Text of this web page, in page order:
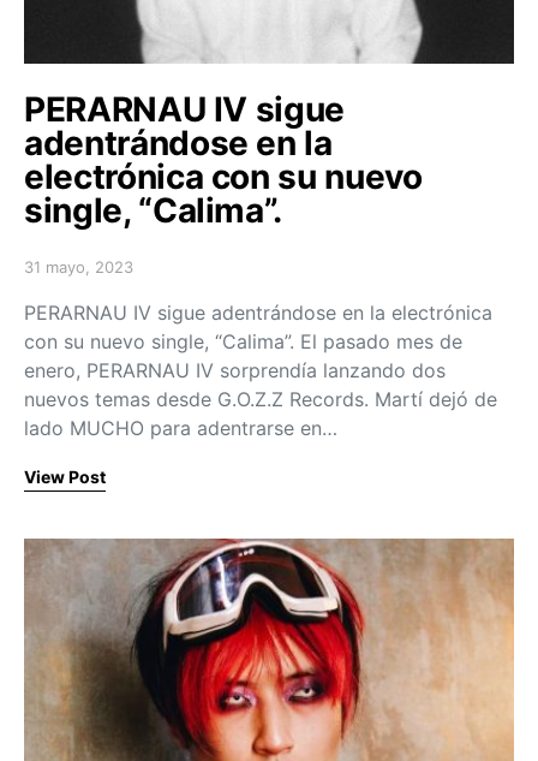
PERARNAU IV sigue
adentrándose en la
electrónica con su nuevo
single, “Calima”.
Posted on
31 mayo, 2023
PERARNAU IV sigue adentrándose en la electrónica
con su nuevo single, “Calima”. El pasado mes de
enero, PERARNAU IV sorprendía lanzando dos
nuevos temas desde G.O.Z.Z Records. Martí dejó de
lado MUCHO para adentrarse en…
View Post